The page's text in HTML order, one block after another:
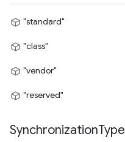
"standard"
"class"
"vendor"
"reserved"
SynchronizationType